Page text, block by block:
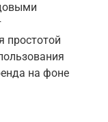
простотой
на фоне